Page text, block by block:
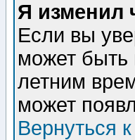
Я изменил
Если вы
может быть
летним
может
Вернуться